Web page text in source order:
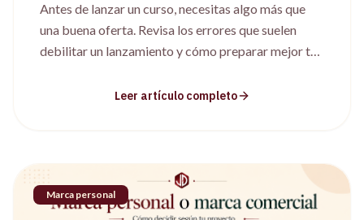
Antes de lanzar un curso, necesitas algo más que
una buena oferta. Revisa los errores que suelen
debilitar un lanzamiento y cómo preparar mejor tu
Leer artículo completo
Marca personal